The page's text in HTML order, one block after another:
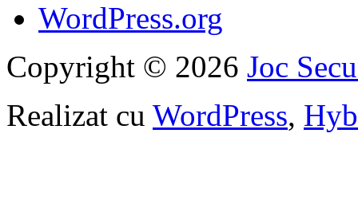
WordPress.org
Copyright © 2026 Joc
Realizat cu WordPress,